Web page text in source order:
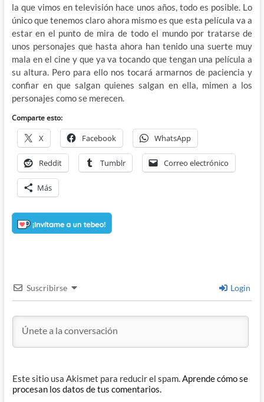
la que vimos en televisión hace unos años, todo es posible. Lo
único que tenemos claro ahora mismo es que esta película va a
estar en el punto de mira de todo el mundo por tratarse de
unos personajes que hasta ahora han tenido una suerte muy
mala en el cine y que ya va tocando que tengan una película a
su altura. Pero para ello nos tocará armarnos de paciencia y
confiar en que salgan quienes salgan en ella, mimen a los
personajes como se merecen.
Comparte esto:
X Facebook WhatsApp
Reddit Tumblr Correo electrónico
Más
Suscribirse Login
Este sitio usa Akismet para reducir el spam. Aprende cómo se
procesan los datos de tus comentarios.